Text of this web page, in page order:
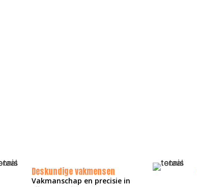
Deskundige vakmensen
Vakmanschap en precisie in